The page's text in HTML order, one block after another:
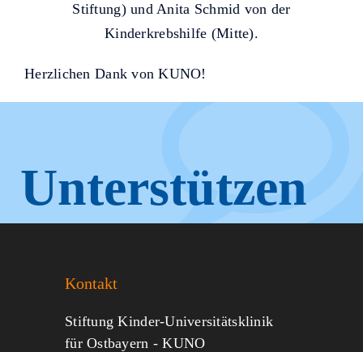
Stiftung) und Anita Schmid von der
Kinderkrebshilfe (Mitte).
Herzlichen Dank von KUNO!
Unterstützen
Jeder kann helfen.
Kontakt
Stiftung Kinder-Universitätsklinik
für Ostbayern - KUNO